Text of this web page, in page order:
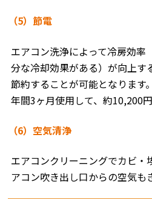
（5）節電
エアコン洗浄によって冷房効率
分な冷却効果がある）が向上す
節約することが可能となります。
年間3ヶ月使用して、約10,200円
（6）空気清浄
エアコンクリーニングでカビ・
アコン吹き出し口からの空気も